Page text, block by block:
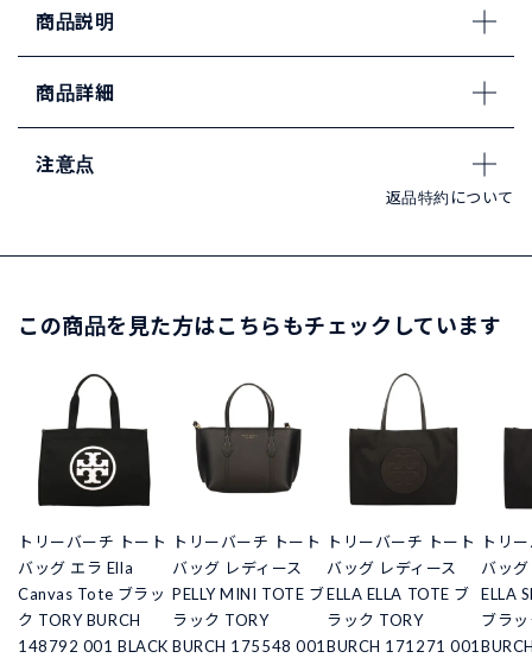
商品説明
商品詳細
注意点
返品特約について
この商品を見た方はこちらもチェックしています
トリーバーチ トート
バッグ エラ Ella
Canvas Tote ブラッ
ク TORY BURCH
148792 001 BLACK
トリーバーチ トート
バッグ レディース
PELLY MINI TOTE ブ
ラック TORY
BURCH 175548 001
トリーバーチ トート
バッグ レディース
ELLA ELLA TOTE ブ
ラック TORY
BURCH 171271 001
トリ
バッ
ELLA
ブラ